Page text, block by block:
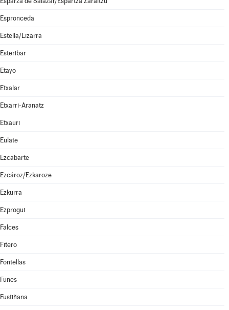
Espronceda
Estella/Lizarra
Esteribar
Etayo
Etxalar
Etxarri-Aranatz
Etxauri
Eulate
Ezcabarte
Ezcároz/Ezkaroze
Ezkurra
Ezprogui
Falces
Fitero
Fontellas
Funes
Fustiñana